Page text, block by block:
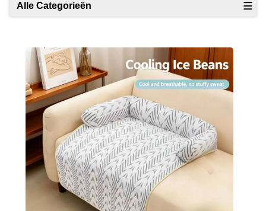
Alle Categorieën